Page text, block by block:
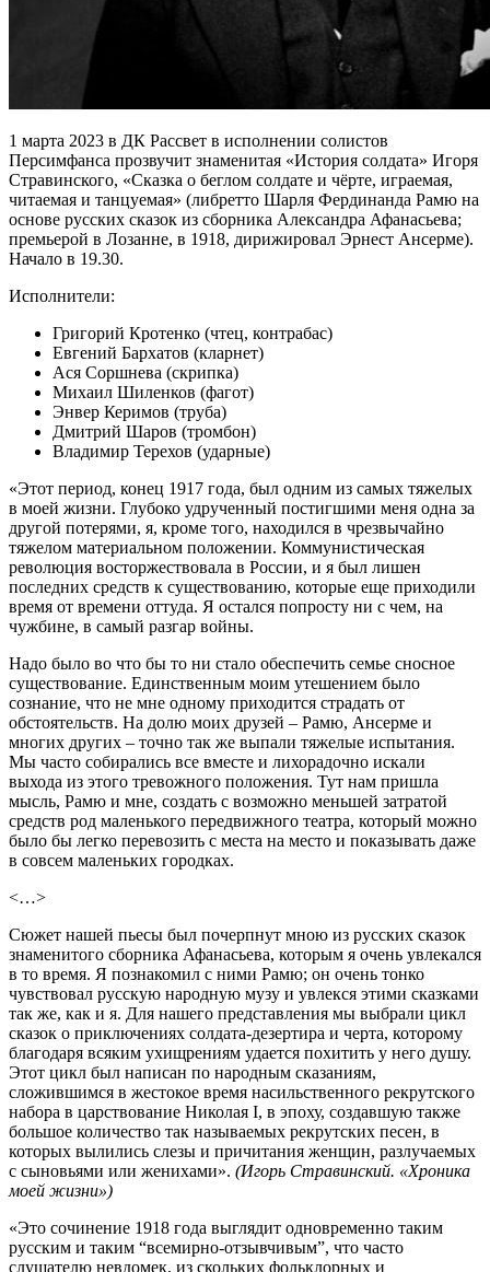
1 марта 2023 в ДК Рассвет в исполнении солистов
Персимфанса прозвучит знаменитая «История солдата» Игоря
Стравинского, «Сказка о беглом солдате и чёрте, играемая,
читаемая и танцуемая» (либретто Шарля Фердинанда Рамю на
основе русских сказок из сборника Александра Афанасьева;
премьерой в Лозанне, в 1918, дирижировал Эрнест Ансерме).
Начало в 19.30.
Исполнители:
Григорий Кротенко (чтец, контрабас)
Евгений Бархатов (кларнет)
Ася Соршнева (скрипка)
Михаил Шиленков (фагот)
Энвер Керимов (труба)
Дмитрий Шаров (тромбон)
Владимир Терехов (ударные)
«Этот период, конец 1917 года, был одним из самых тяжелых
в моей жизни. Глубоко удрученный постигшими меня одна за
другой потерями, я, кроме того, находился в чрезвычайно
тяжелом материальном положении. Коммунистическая
революция восторжествовала в России, и я был лишен
последних средств к существованию, которые еще приходили
время от времени оттуда. Я остался попросту ни с чем, на
чужбине, в самый разгар войны.
Надо было во что бы то ни стало обеспечить семье сносное
существование. Единственным моим утешением было
сознание, что не мне одному приходится страдать от
обстоятельств. На долю моих друзей – Рамю, Ансерме и
многих других – точно так же выпали тяжелые испытания.
Мы часто собирались все вместе и лихорадочно искали
выхода из этого тревожного положения. Тут нам пришла
мысль, Рамю и мне, создать с возможно меньшей затратой
средств род маленького передвижного театра, который можно
было бы легко перевозить с места на место и показывать даже
в совсем маленьких городках.
<…>
Сюжет нашей пьесы был почерпнут мною из русских сказок
знаменитого сборника Афанасьева, которым я очень увлекался
в то время. Я познакомил с ними Рамю; он очень тонко
чувствовал русскую народную музу и увлекся этими сказками
так же, как и я. Для нашего представления мы выбрали цикл
сказок о приключениях солдата-дезертира и черта, которому
благодаря всяким ухищрениям удается похитить у него душу.
Этот цикл был написан по народным сказаниям,
сложившимся в жестокое время насильственного рекрутского
набора в царствование Николая I, в эпоху, создавшую также
большое количество так называемых рекрутских песен, в
которых вылились слезы и причитания женщин, разлучаемых
с сыновьями или женихами». (Игорь Стравинский. «Хроника
моей жизни»)
«Это сочинение 1918 года выглядит одновременно таким
русским и таким “всемирно-отзывчивым”, что часто
слушателю невдомек, из скольких фольклорных и